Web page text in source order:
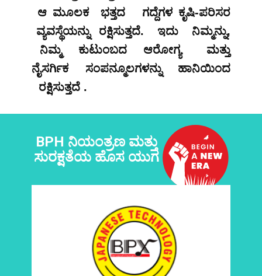
ಆ ಮೂಲಕ ಭತ್ತದ ಗದ್ದೆಗಳ ಕೃಷಿ-ಪರಿಸರ
ವ್ಯವಸ್ಥೆಯನ್ನು ರಕ್ಷಿಸುತ್ತದೆ. ಇದು ನಿಮ್ಮನ್ನು,
ನಿಮ್ಮ ಕುಟುಂಬದ ಆರೋಗ್ಯ ಮತ್ತು
ನೈಸರ್ಗಿಕ ಸಂಪನ್ಮೂಲಗಳನ್ನು ಹಾನಿಯಿಂದ
ರಕ್ಷಿಸುತ್ತದೆ .
BPH ನಿಯಂತ್ರಣ ಮತ್ತು
ಸುರಕ್ಷತೆಯ ಹೊಸ ಯುಗ